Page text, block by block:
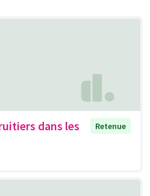
dans les
Retenue